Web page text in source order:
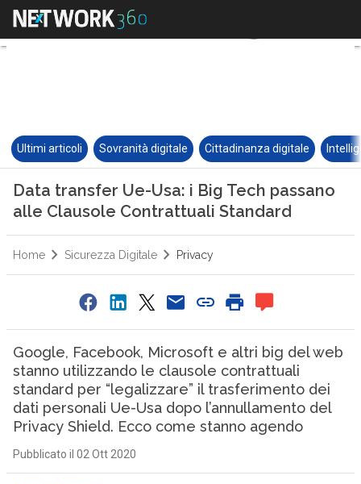
Ultimi articoli Sovranità digitale Cittadinanza digitale
Data transfer Ue-Usa: i Big Tech passano
alle Clausole Contrattuali Standard
Home Sicurezza Digitale Privacy
Google, Facebook, Microsoft e altri big del web
stanno utilizzando le clausole contrattuali
standard per “legalizzare” il trasferimento dei
dati personali Ue-Usa dopo l’annullamento del
Privacy Shield. Ecco come stanno agendo
Pubblicato il 02 Ott 2020